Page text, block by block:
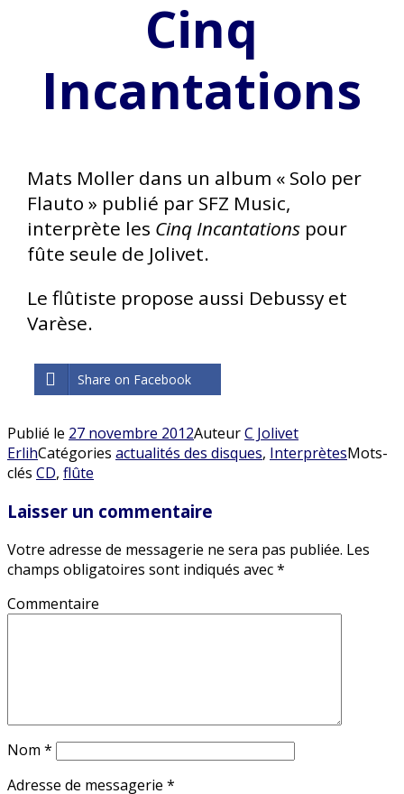
Cinq
Incantations
Mats Moller dans un album « Solo per
Flauto » publié par SFZ Music,
interprète les Cinq Incantationspour
fûte seule de Jolivet.
Le flûtiste propose aussi Debussy et
Varèse.
Share on Facebook
Publié le 27 novembre 2012AuteurC Jolivet
ErlihCatégories actualités des disques, InterprètesMots-
clés CD, flûte
Laisser un commentaire
Votre adresse de messagerie ne sera pas publiée. Les
champs obligatoires sont indiqués avec*
Commentaire
Nom *
Adresse de messagerie *